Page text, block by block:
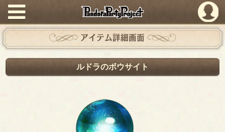
PandoraPartyProject
アイテム詳細画面
ルドラのボウサイト